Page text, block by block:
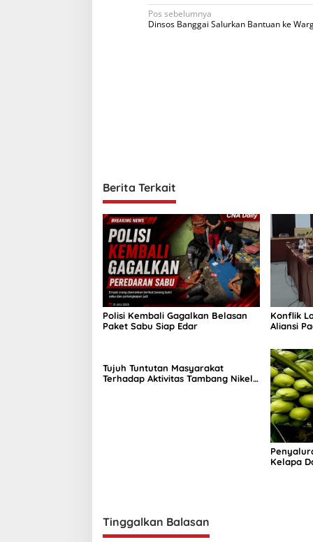
N
o
s
Pos sebelumnya
Dinsos Banggai Salurkan Bantuan ke
Berita Terkait
Polisi Kembali Gagalkan Belasan
Paket Sabu Siap Edar
Konflik
Aliansi
Tujuh Tuntutan Masyarakat
Terhadap Aktivitas Tambang Nikel
Kelapa
Tinggalkan Balasan